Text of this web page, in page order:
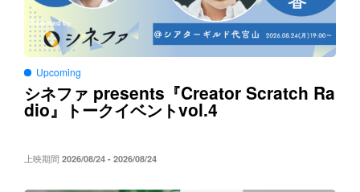
Upcoming
シネファ presents 『Creator Scratch Ra
dio』トークイベントvol.4
上映期間 2026/08/24 - 2026/08/24